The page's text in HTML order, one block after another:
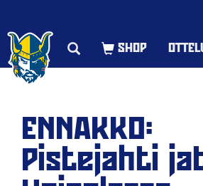
ENNAKKO:
Pistejahti